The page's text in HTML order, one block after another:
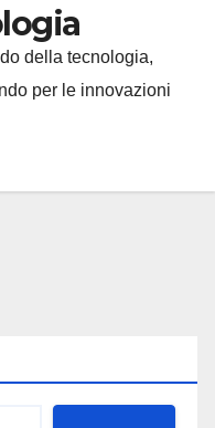
della tecnologia,
per le innovazioni